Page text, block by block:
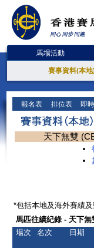
馬場活動
賽事資料(本地
報名表 排位表 即
天下無雙
*包括本地及海外賽績
馬匹往績紀錄 - 天下無
場次
名次 日期